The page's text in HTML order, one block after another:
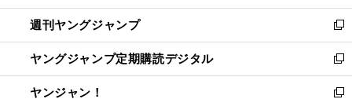
開
く
ウ
で
開
く
ン
ド
ウ
で
開
く
ウ
ィ
ン
ド
ウ
で
週刊ヤングジャンプ
新
し
い
ウ
ィ
ヤングジャンプ定期購読デジタル
新
し
い
ヤンジャン！
新